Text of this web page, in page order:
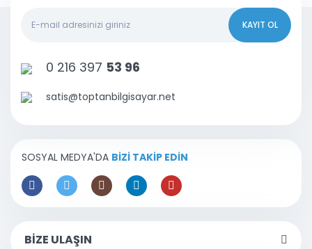
KAYIT OL
0 216 397 53 96
satis@toptanbilgisayar.net
SOSYAL MEDYA'DA BİZİ TAKİP EDİN
BİZE ULAŞIN